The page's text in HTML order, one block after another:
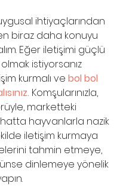
ihtiyaçlarından
biraz daha konuyu
Eğer iletişimi güçlü
istiyorsanız
kurmalı ve bol bol
Komşularınızla,
marketteki
hayvanlarla nazik
iletişim kurmaya
tahmin etmeye,
dinlemeye yönelik